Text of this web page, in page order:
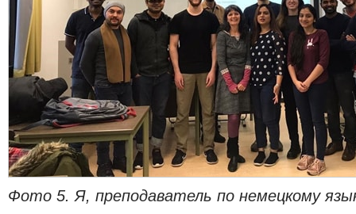
Фото 5. Я, преподаватель по немецкому